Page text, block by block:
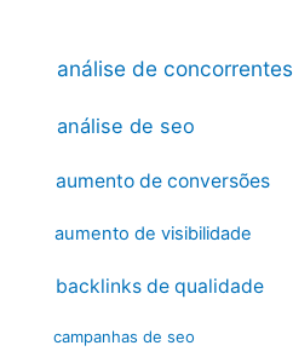
análise de concorrentes
análise de seo
aumento de conversões
aumento de visibilidade
backlinks de qualidade
campanhas de seo